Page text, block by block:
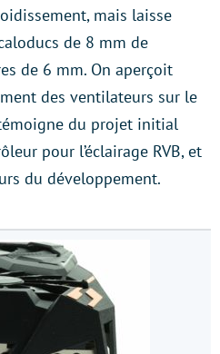
mais laisse
de 8 mm de
de 6 mm. On aperçoit
des ventilateurs sur le
témoigne du projet initial
pour l’éclairage RVB, et
du développement.